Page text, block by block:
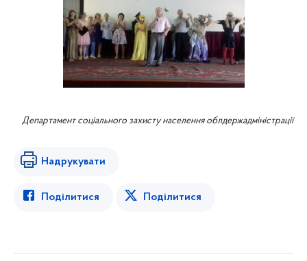
Департамент соціального захисту населення облдержадміністрації
Надрукувати
Поділитися Поділитися